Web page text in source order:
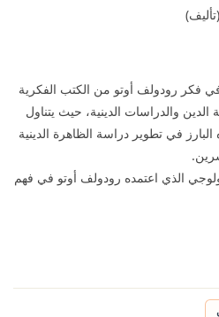
(تأليف)
في فكر رودولف أوتو من الكتب الفكرية
والدراسات الدينية، حيث يتناول
في تطوير دراسة الظاهرة الدينية
الذي اعتمده رودولف أوتو في فهم